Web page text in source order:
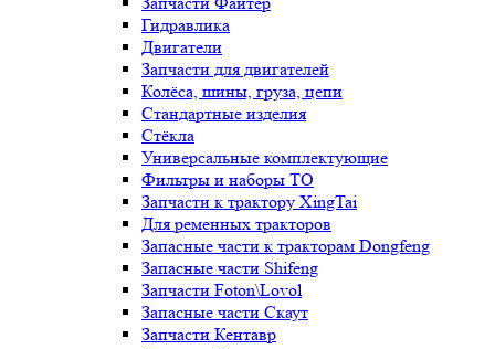
Гидравлика
Двигатели
Запчасти для двигателей
Колёса, шины, груза, цепи
Стандартные изделия
Стёкла
Универсальные комплектующие
Фильтры и наборы ТО
Запчасти к трактору XingTai
Для ременных тракторов
Запасные части к тракторам Dongfeng
Запасные части Shifeng
Запчасти Foton\Lovol
Запасные части Скаут
Запчасти Кентавр